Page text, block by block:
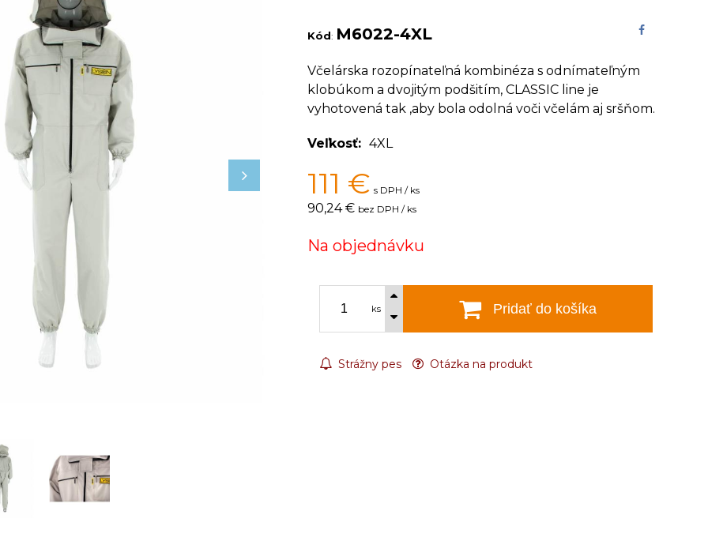
Kód: M6022-4XL
Včelárska rozopínateľná kombinéza s odnímateľným
klobúkom a dvojitým podšitím, CLASSIC line je
vyhotovená tak ,aby bola odolná voči včelám aj sršňom.
Veľkosť 4XL
111 € s DPH / ks
90,24 € bez DPH / ks
Na objednávku
ks Pridať do košíka
Strážny pes Otázka na produkt